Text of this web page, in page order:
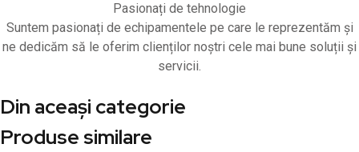
Pasionați de tehnologie
Suntem pasionați de echipamentele pe care le reprezentăm și
ne dedicăm să le oferim clienților noștri cele mai bune soluții și
servicii.
Din aceași categorie
Produse similare